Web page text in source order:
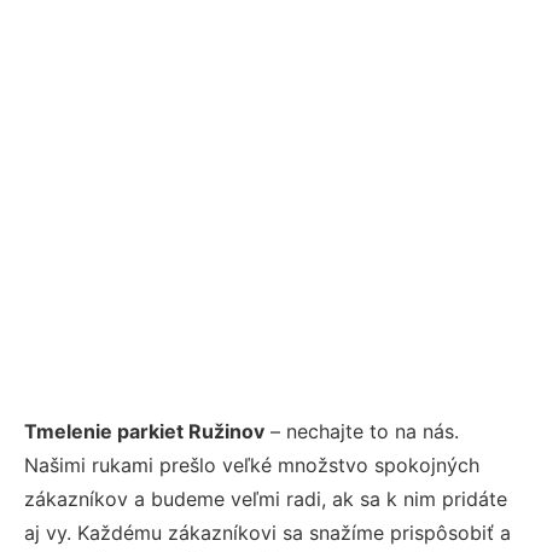
Tmelenie parkiet Ružinov – nechajte to na nás.
Našimi rukami prešlo veľké množstvo spokojných
zákazníkov a budeme veľmi radi, ak sa k nim pridáte
aj vy. Každému zákazníkovi sa snažíme prispôsobiť a